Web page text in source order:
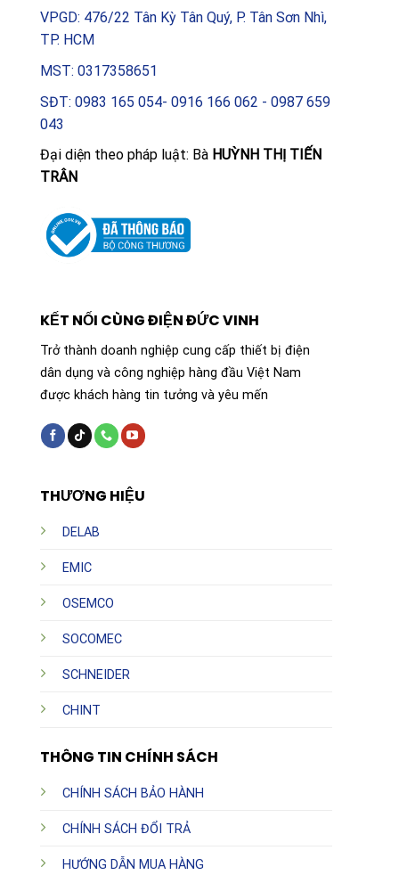
VPGD: 476/22 Tân Kỳ Tân Quý, P. Tân Sơn Nhì,
TP. HCM
MST: 0317358651
SĐT: 0983 165 054- 0916 166 062 - 0987 659
043
Đại diện theo pháp luật: Bà HUỲNH THỊ TIẾN
TRÂN
THƯƠNG HIỆU
DELAB
EMIC
OSEMCO
SOCOMEC
SCHNEIDER
CHINT
THÔNG TIN CHÍNH SÁCH
CHÍNH SÁCH BẢO HÀNH
CHÍNH SÁCH ĐỔI TRẢ
HƯỚNG DẪN MUA HÀNG
KẾT NỐI CÙNG ĐIỆN ĐỨC VINH
Trở thành doanh nghiệp cung cấp thiết bị điện
dân dụng và công nghiệp hàng đầu Việt Nam
được khách hàng tin tưởng và yêu mến